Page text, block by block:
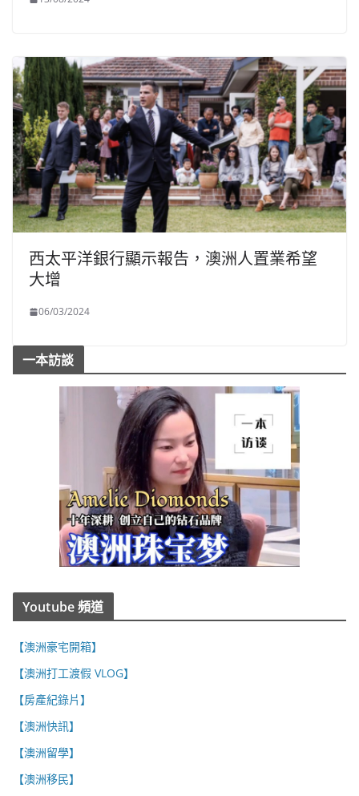
西太平洋銀行顯示報告，澳洲人置業希望
大增
06/03/2024
一本訪談
Youtube 頻道
【澳洲豪宅開箱】
【澳洲打工渡假 VLOG】
【房產紀錄片】
【澳洲快訊】
【澳洲留學】
【澳洲移民】